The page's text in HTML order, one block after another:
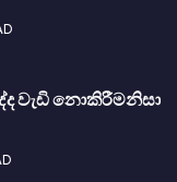
වැඩි නොකි­රී­මනිසා